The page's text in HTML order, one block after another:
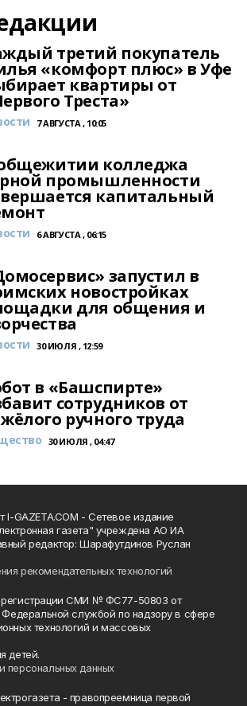
третий покупатель
«комфорт плюс» в Уфе
квартиры от
Треста»
7 АВГУСТА , 10:05
колледжа
промышленности
капитальный
6 АВГУСТА , 06:15
запустил в
новостройках
для общения и
30 ИЮЛЯ , 12:59
в «Башспирте»
сотрудников от
ручного труда
30 ИЮЛЯ , 04:47
I-GAZETA.COM - Сетевое издание
газета" учреждена АО ИА
редактор: Шарафутдинов Руслан
рекомендательных технологий
регистрации СМИ № ФС77-50803 от
Федеральной службой по надзору в сфере
технологий и массовых
детей.
персональных данных
- правопреемница первой